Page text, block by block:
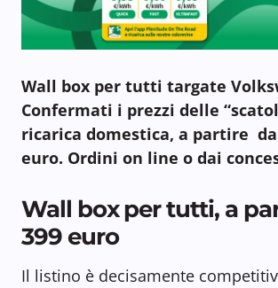
Wall box per tutti targate
Confermati i prezzi delle
ricarica domestica, a partire da
euro. Ordini on line o dai
Wall box per tutti, a
399 euro
Il listino è decisamente